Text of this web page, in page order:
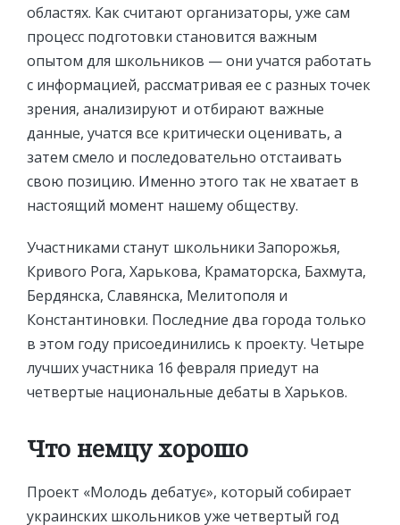
областях. Как считают организаторы, уже сам
процесс подготовки становится важным
опытом для школьников — они учатся работать
с информацией, рассматривая ее с разных точек
зрения, анализируют и отбирают важные
данные, учатся все критически оценивать, а
затем смело и последовательно отстаивать
свою позицию. Именно этого так не хватает в
настоящий момент нашему обществу.
Участниками станут школьники Запорожья,
Кривого Рога, Харькова, Краматорска, Бахмута,
Бердянска, Славянска, Мелитополя и
Константиновки. Последние два города только
в этом году присоединились к проекту. Четыре
лучших участника 16 февраля приедут на
четвертые национальные дебаты в Харьков.
Что немцу хорошо
Проект «Молодь дебатує», который собирает
украинских школьников уже четвертый год